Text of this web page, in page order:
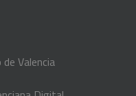
Valencia